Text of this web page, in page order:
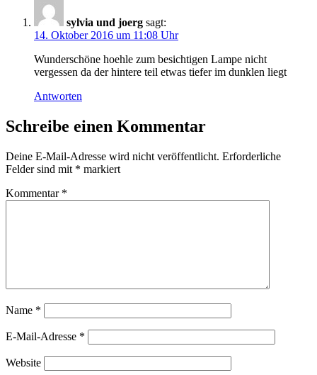
sylvia und joerg sagt:
14. Oktober 2016 um 11:08 Uhr
Wunderschöne hoehle zum besichtigen Lampe nicht
vergessen da der hintere teil etwas tiefer im dunklen liegt
Antworten
Schreibe einen Kommentar
Deine E-Mail-Adresse wird nicht veröffentlicht. Erforderliche
Felder sind mit * markiert
Kommentar *
Name *
E-Mail-Adresse *
Website